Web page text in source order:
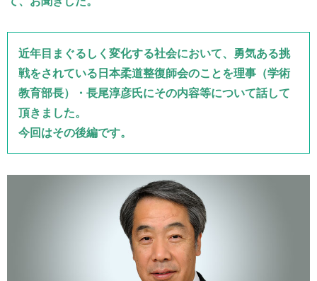
近年目まぐるしく変化する社会において、勇気ある挑
戦をされている日本柔道整復師会のことを理事（学術
教育部長）・長尾淳彦氏にその内容等について話して
頂きました。
今回はその後編です。